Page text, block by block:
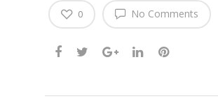
No Comments
0